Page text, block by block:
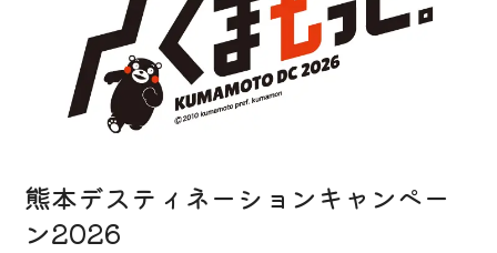
熊本デスティネーションキャンペー
ン2026